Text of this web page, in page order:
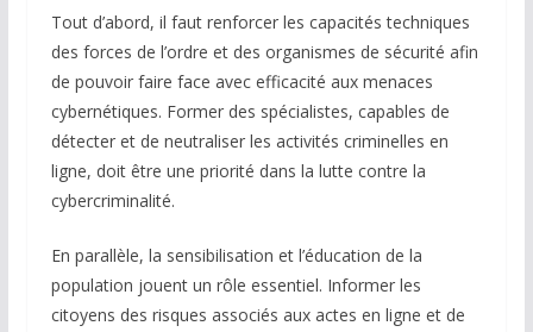
Tout d’abord, il faut renforcer les capacités techniques
des forces de l’ordre et des organismes de sécurité afin
de pouvoir faire face avec efficacité aux menaces
cybernétiques. Former des spécialistes, capables de
détecter et de neutraliser les activités criminelles en
ligne, doit être une priorité dans la lutte contre la
cybercriminalité.
En parallèle, la sensibilisation et l’éducation de la
population jouent un rôle essentiel. Informer les
citoyens des risques associés aux actes en ligne et de